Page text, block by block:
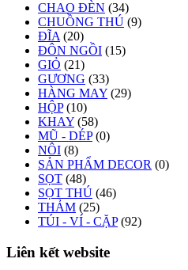
CHAO ĐÈN (34)
CHUỒNG THÚ (9)
ĐĨA (20)
ĐÔN NGỒI (15)
GIỎ (21)
GƯƠNG (33)
HÀNG MAY (29)
HỘP (10)
KHAY (58)
MŨ - DÉP (0)
NÔI (8)
SẢN PHẨM DECOR (0)
SỌT (48)
SỌT THÚ (46)
THẢM (25)
TÚI - VÍ - CẶP (92)
Liên kết website